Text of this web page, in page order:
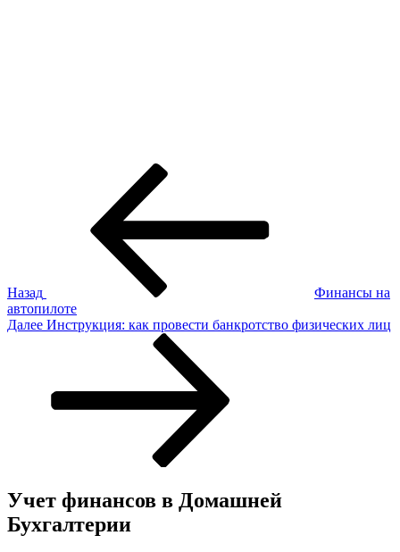
Назад
Финансы на
автопилоте
Следующая
Далее Инструкция: как провести банкротство физических лиц
Учет финансов в Домашней
Бухгалтерии